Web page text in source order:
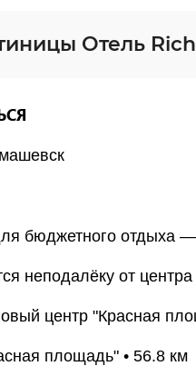
Отель
бюджетного отдыха
неподалёку от
центр "Красная
площадь" • 56.8 км